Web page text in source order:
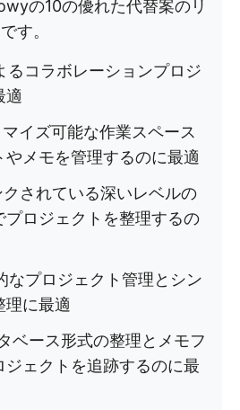
の10の優れた代替案のリ
す。
るコラボレーションプロジ
適
イズ可能な作業スペース
やメモを管理するのに最適
クされている深いレベルの
プロジェクトを整理するの
なプロジェクト管理とシン
理に最適
ベース形式の整理とメモフ
ジェクトを追跡するのに最